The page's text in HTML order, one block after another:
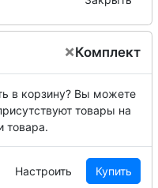
×Комплект
в корзину? Вы можете
товары на
товара.
Настроить Купить